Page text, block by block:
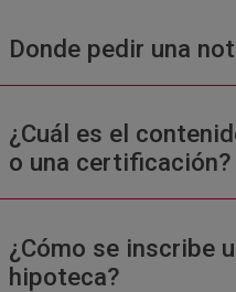
Donde pedir una
¿Cuál es el
o una certificación?
¿Cómo se inscribe
hipoteca?